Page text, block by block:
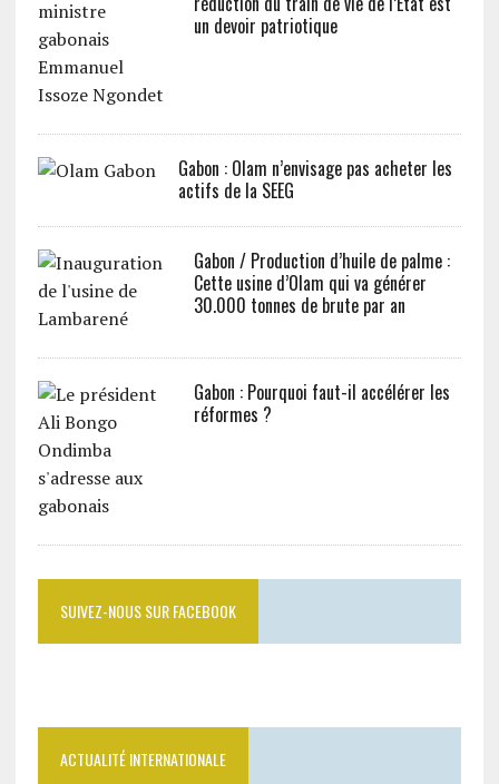
un devoir patriotique
Gabon : Olam n’envisage pas acheter les
actifs de la SEEG
Gabon / Production d’huile de palme :
Cette usine d’Olam qui va générer
30.000 tonnes de brute par an
Gabon : Pourquoi faut-il accélérer les
réformes ?
SUIVEZ-NOUS SUR FACEBOOK
ACTUALITÉ INTERNATIONALE